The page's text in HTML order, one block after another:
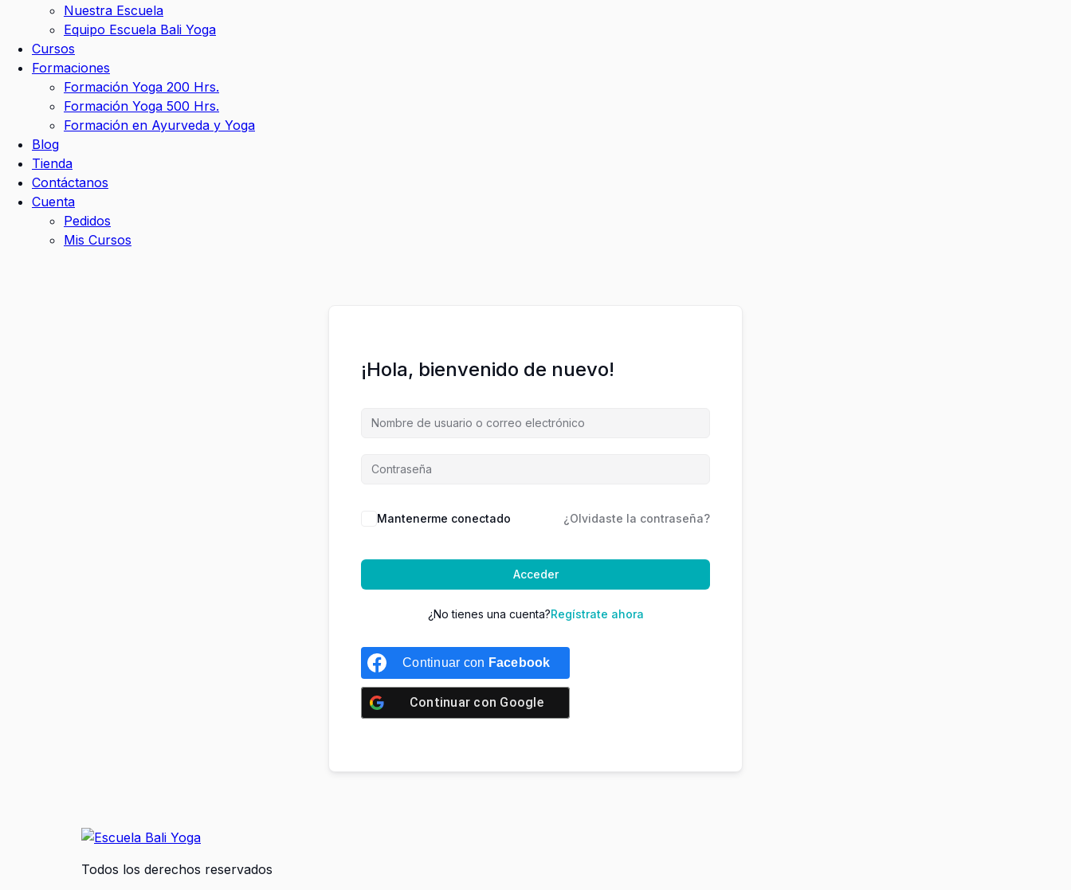
Nuestra Escuela
Equipo Escuela Bali Yoga
Cursos
Formaciones
Formación Yoga 200 Hrs.
Formación Yoga 500 Hrs.
Formación en Ayurveda y Yoga
Blog
Tienda
Contáctanos
Cuenta
Pedidos
Mis Cursos
¡Hola, bienvenido de nuevo!
Mantenerme conectado ¿Olvidaste la contraseña?
Acceder
¿No tienes una cuenta?Regístrate ahora
Continuar con Facebook
Continuar con Google
Todos los derechos reservados